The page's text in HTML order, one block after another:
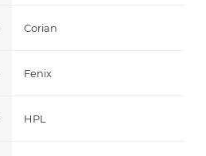
Corian
Fenix
HPL